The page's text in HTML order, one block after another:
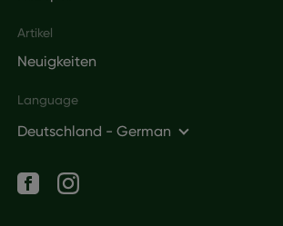
Artikel
Neuigkeiten
Language
Deutschland - German